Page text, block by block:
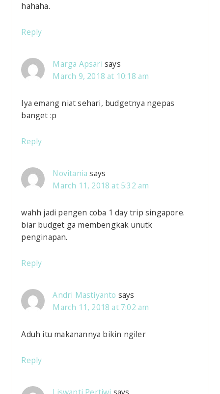
hahaha.
Reply
Marga Apsari says
March 9, 2018 at 10:18 am
Iya emang niat sehari, budgetnya ngepas
banget :p
Reply
Novitania says
March 11, 2018 at 5:32 am
wahh jadi pengen coba 1 day trip singapore.
biar budget ga membengkak unutk
penginapan.
Reply
Andri Mastiyanto says
March 11, 2018 at 7:02 am
Aduh itu makanannya bikin ngiler
Reply